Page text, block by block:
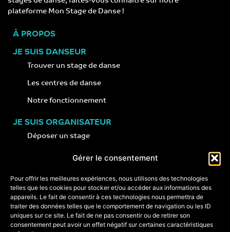
Gérer le consentement
Pour offrir les meilleures expériences, nous utilisons des technologies
telles que les cookies pour stocker et/ou accéder aux informations des
appareils. Le fait de consentir à ces technologies nous permettra de
traiter des données telles que le comportement de navigation ou les ID
uniques sur ce site. Le fait de ne pas consentir ou de retirer son
consentement peut avoir un effet négatif sur certaines caractéristiques
plateforme Mon Stage de Danse !
À PROPOS
JE SUIS DANSEUR
Trouver un stage de danse
Les centres de danse
Notre fonctionnement
JE SUIS ORGANISATEUR
Déposer un stage
Notre concept
CONTACT
+33 (0)6 74 89 64 59
monstagededanse@gmail.com